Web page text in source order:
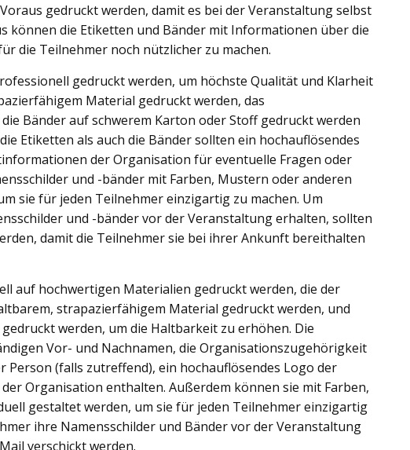
gedruckt werden, damit es bei der Veranstaltung selbst
können die Etiketten und Bänder mit Informationen über die
die Teilnehmer noch nützlicher zu machen.
gedruckt werden, um höchste Qualität und Klarheit
Material gedruckt werden, das
Bänder auf schwerem Karton oder Stoff gedruckt werden
Etiketten als auch die Bänder sollten ein hochauflösendes
der Organisation für eventuelle Fragen oder
und -bänder mit Farben, Mustern oder anderen
sie für jeden Teilnehmer einzigartig zu machen. Um
und -bänder vor der Veranstaltung erhalten, sollten
damit die Teilnehmer sie bei ihrer Ankunft bereithalten
auf hochwertigen Materialien gedruckt werden, die der
strapazierfähigem Material gedruckt werden, und
werden, um die Haltbarkeit zu erhöhen. Die
Vor- und Nachnamen, die Organisationszugehörigkeit
(falls zutreffend), ein hochauflösendes Logo der
Organisation enthalten. Außerdem können sie mit Farben,
gestaltet werden, um sie für jeden Teilnehmer einzigartig
ihre Namensschilder und Bänder vor der Veranstaltung
verschickt werden.